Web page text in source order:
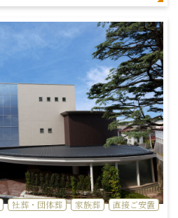
社葬・団体葬 家族葬 直接ご安置